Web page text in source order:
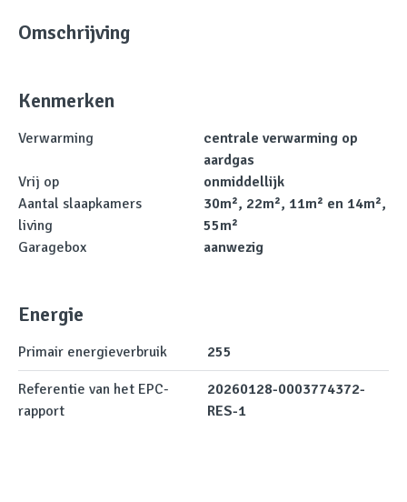
Omschrijving
Kenmerken
Verwarming
centrale verwarming op
aardgas
Vrij op
onmiddellijk
Aantal slaapkamers
30m², 22m², 11m² en 14m²,
living
55m²
Garagebox
aanwezig
Energie
Primair energieverbruik 255
Referentie van het EPC-
rapport
20260128-0003774372-
RES-1